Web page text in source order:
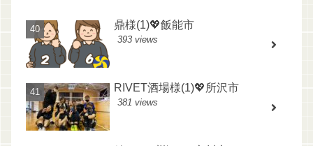
鼎様(1)💖飯能市
393 views
RIVET酒場様(1)💖所沢市
381 views